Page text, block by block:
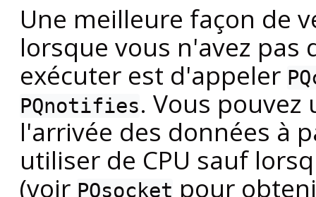
Une meilleure façon de
lorsque vous n'avez pas
exécuter est d'appeler
PQnotifies. Vous
l'arrivée des données à
utiliser de CPU sauf
(voir PQsocket pour